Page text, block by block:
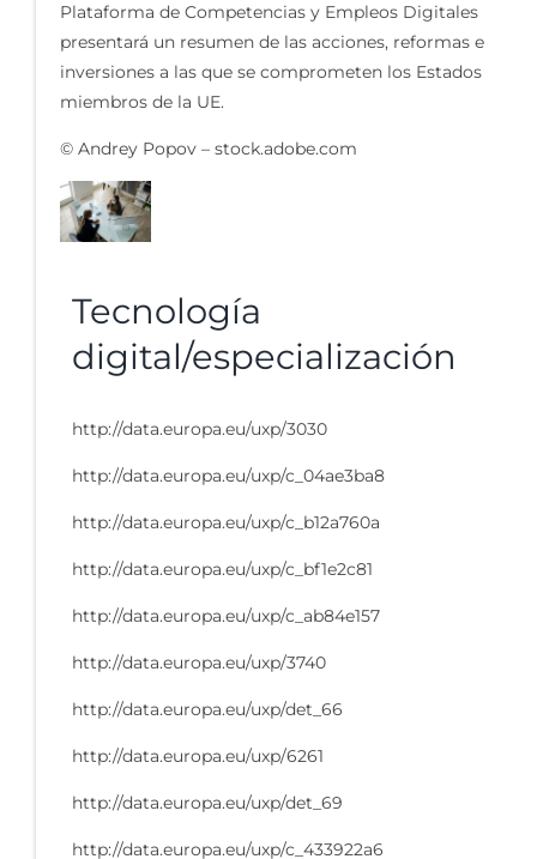
Plataforma de Competencias y Empleos Digitales
presentará un resumen de las acciones, reformas e
inversiones a las que se comprometen los Estados
miembros de la UE.
© Andrey Popov – stock.adobe.com
Tecnología
digital/especialización
http://data.europa.eu/uxp/3030
http://data.europa.eu/uxp/c_04ae3ba8
http://data.europa.eu/uxp/c_b12a760a
http://data.europa.eu/uxp/c_bf1e2c81
http://data.europa.eu/uxp/c_ab84e157
http://data.europa.eu/uxp/3740
http://data.europa.eu/uxp/det_66
http://data.europa.eu/uxp/6261
http://data.europa.eu/uxp/det_69
http://data.europa.eu/uxp/c_433922a6